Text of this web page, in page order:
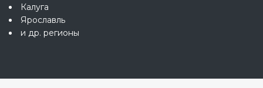
Калуга
Ярославль
и др. регионы